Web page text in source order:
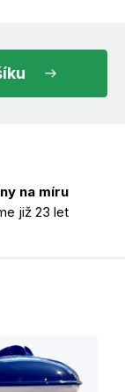
na míru
již 23 let